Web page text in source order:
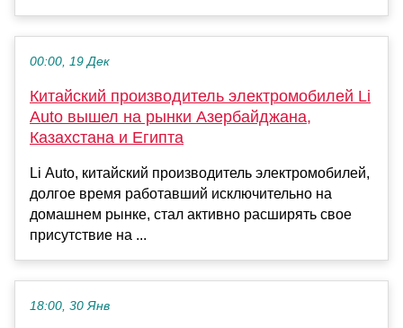
00:00, 19 Дек
Китайский производитель электромобилей Li
Auto вышел на рынки Азербайджана,
Казахстана и Египта
Li Auto, китайский производитель электромобилей,
долгое время работавший исключительно на
домашнем рынке, стал активно расширять свое
присутствие на ...
18:00, 30 Янв